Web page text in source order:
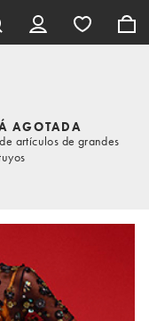
AGOTADA
artículos de grandes